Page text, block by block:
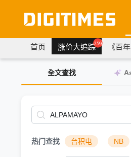
首页 涨价大追踪259 《百
全文查找
热门查找 台积电 NB